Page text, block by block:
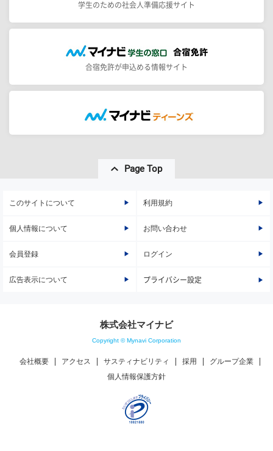
学生のための社会人準備応援サイト
合宿免許が申込める情報サイト
Page Top
このサイトについて 利用規約
個人情報について お問い合わせ
会員登録 ログイン
広告表示について プライバシー設定
株式会社マイナビ
Copyright © Mynavi Corporation
会社概要 アクセス サスティナビリティ 採用
グループ企業
個人情報保護方針